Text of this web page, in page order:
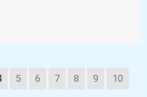
5 6 7 8 9 10